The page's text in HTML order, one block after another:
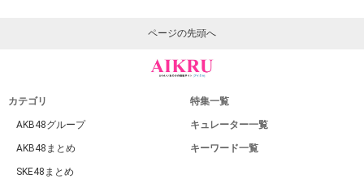
ページの先頭へ
カテゴリ
AKB48グループ
AKB48まとめ
SKE48まとめ
特集一覧
キュレーター一覧
キーワード一覧